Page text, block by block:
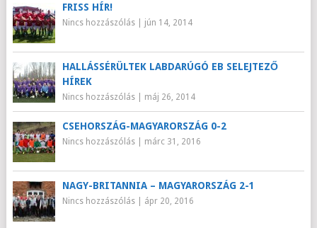
FRISS HÍR!
Nincs hozzászólás| jún 14, 2014
HALLÁSSÉRÜLTEK LABDARÚGÓ EB SELEJTEZŐ
HÍREK
Nincs hozzászólás| máj 26, 2014
CSEHORSZÁG-MAGYARORSZÁG 0-2
Nincs hozzászólás| márc 31, 2016
NAGY-BRITANNIA – MAGYARORSZÁG 2-1
Nincs hozzászólás| ápr 20, 2016